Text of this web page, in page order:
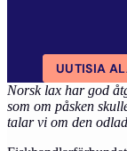
UUTISIA
Norsk lax har god
som om påsken
talar vi om den